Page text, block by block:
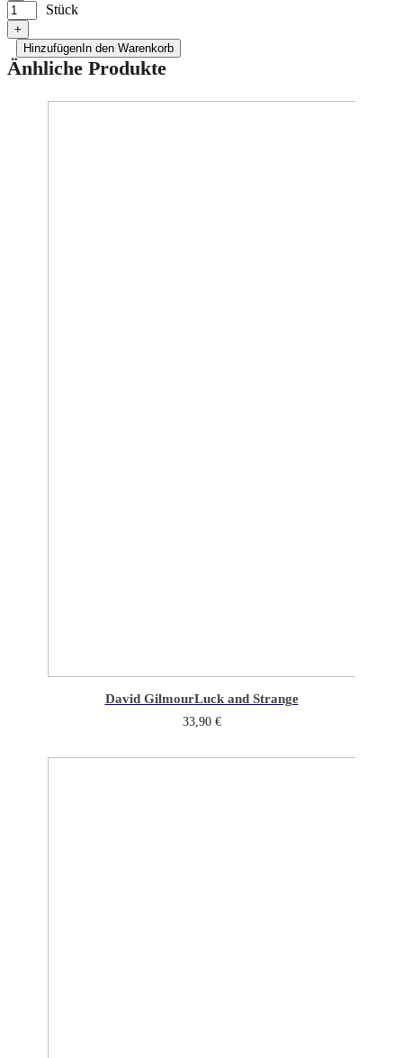
Stück
+
HinzufügenIn den Warenkorb
Änhliche Produkte
David GilmourLuck and Strange
33,90 €